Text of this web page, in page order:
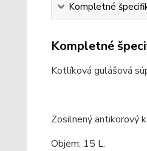
Kompletné
Kompletné
Kotlíková gulášová
Zosilnený antikorový
Objem: 15 L.